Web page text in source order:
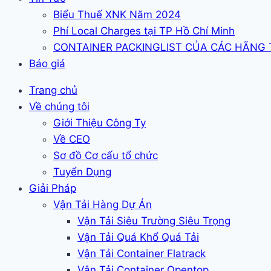
Biểu Thuế XNK Năm 2024
Phí Local Charges tại TP Hồ Chí Minh
CONTAINER PACKINGLIST CỦA CÁC HÃNG
Báo giá
Trang chủ
Về chúng tôi
Giới Thiệu Công Ty
Về CEO
Sơ đồ Cơ cấu tổ chức
Tuyển Dụng
Giải Pháp
Vận Tải Hàng Dự Án
Vận Tải Siêu Trường Siêu Trọng
Vận Tải Quá Khổ Quá Tải
Vận Tải Container Flatrack